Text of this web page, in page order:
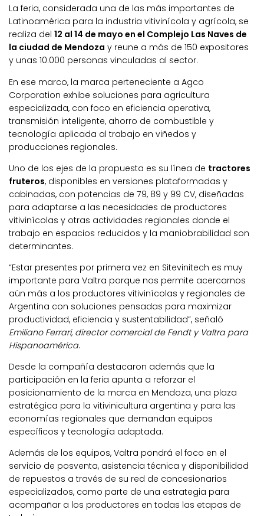
La feria, considerada una de las más importantes de
Latinoamérica para la industria vitivinícola y agrícola, se
realiza del 12 al 14 de mayo en el Complejo Las Naves de
la ciudad de Mendoza y reune a más de 150 expositores
y unas 10.000 personas vinculadas al sector.
En ese marco, la marca perteneciente a Agco
Corporation exhibe soluciones para agricultura
especializada, con foco en eficiencia operativa,
transmisión inteligente, ahorro de combustible y
tecnología aplicada al trabajo en viñedos y
producciones regionales.
Uno de los ejes de la propuesta es su línea de tractores
fruteros, disponibles en versiones plataformadas y
cabinadas, con potencias de 79, 89 y 99 CV, diseñadas
para adaptarse a las necesidades de productores
vitivinícolas y otras actividades regionales donde el
trabajo en espacios reducidos y la maniobrabilidad son
determinantes.
“Estar presentes por primera vez en Sitevinitech es muy
importante para Valtra porque nos permite acercarnos
aún más a los productores vitivinícolas y regionales de
Argentina con soluciones pensadas para maximizar
productividad, eficiencia y sustentabilidad”, señaló
Emiliano Ferrari, director comercial de Fendt y Valtra para
Hispanoamérica.
Desde la compañía destacaron además que la
participación en la feria apunta a reforzar el
posicionamiento de la marca en Mendoza, una plaza
estratégica para la vitivinicultura argentina y para las
economías regionales que demandan equipos
específicos y tecnología adaptada.
Además de los equipos, Valtra pondrá el foco en el
servicio de posventa, asistencia técnica y disponibilidad
de repuestos a través de su red de concesionarios
especializados, como parte de una estrategia para
acompañar a los productores en todas las etapas de